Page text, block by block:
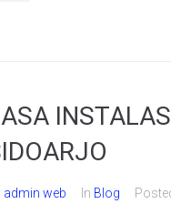
admin web In Blog